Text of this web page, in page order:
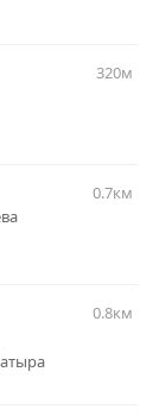
320м
0.7км
0.8км